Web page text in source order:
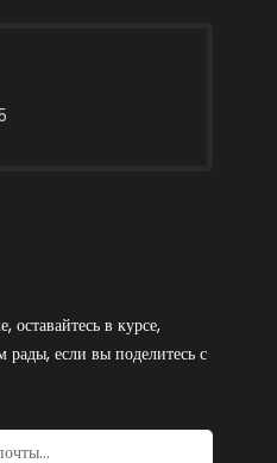
оставайтесь в курсе,
если вы поделитесь с